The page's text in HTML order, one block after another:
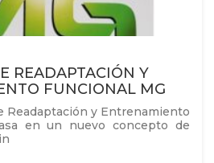
READAPTACIÓN Y
FUNCIONAL MG
Readaptación y Entrenamiento
en un nuevo concepto de